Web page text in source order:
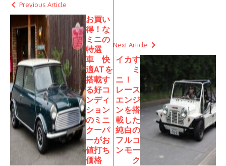
Previous Article
お買い
得！な
ミニの
特選
車 快
適ATを
搭載す
る好コ
ンディ
ション
のミニ
クーパ
ーがお
値打ち
価格
Next Article
イカす
ミ
ニ！
レース
エンジ
ンを搭
載した
純白の
フルコ
ンモー
ク